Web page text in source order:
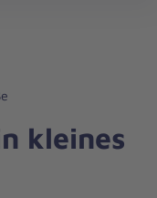
kleines